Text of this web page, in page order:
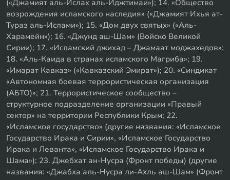
(«Джамият аль-Ислах аль-Иджтимаи»); 14. «Общество
возрождения исламского наследия» («Джамият Ихья ат-
Тураз аль-Ислами»); 15. «Дом двух святых» («Аль-
Харамейн»); 16. «Джунд аш-Шам» (Войско Великой
Сирии); 17. «Исламский джихад – Джамаат моджахедов»;
18. «Аль-Каида в странах исламского Магриба»; 19.
«Имарат Кавказ» («Кавказский Эмират»); 20. «Синдикат
«Автономная боевая террористическая организация
(АБТО)»; 21. Террористическое сообщество –
структурное подразделение организации «Правый
сектор» на территории Республики Крым; 22.
«Исламское государство» (другие названия: «Исламское
Государство Ирака и Сирии», «Исламское Государство
Ирака и Леванта», «Исламское Государство Ирака и
Шама»); 23. Джебхат ан-Нусра (Фронт победы) (другие
названия: «Джабха аль-Нусра ли-Ахль аш-Шам» (Фронт